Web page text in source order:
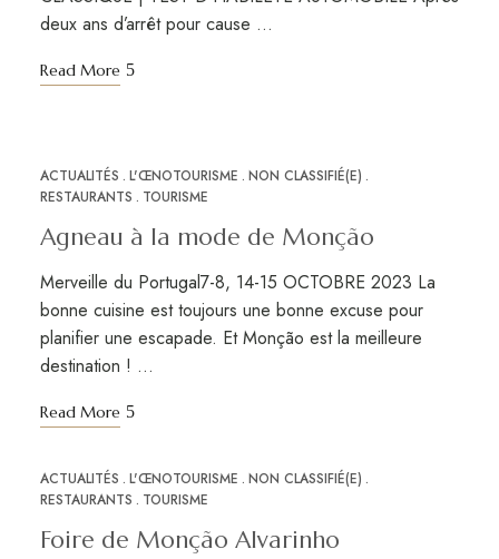
deux ans d’arrêt pour cause …
Read More
NOV
10
ACTUALITÉS L'ŒNOTOURISME NON CLASSIFIÉ(E)
RESTAURANTS
TOURISME
Agneau à la mode de Monção
Merveille du Portugal7-8, 14-15 OCTOBRE 2023 La
bonne cuisine est toujours une bonne excuse pour
planifier une escapade. Et Monção est la meilleure
destination ! …
Read More
NOV
10
ACTUALITÉS L'ŒNOTOURISME NON CLASSIFIÉ(E)
RESTAURANTS
TOURISME
Foire de Monção Alvarinho